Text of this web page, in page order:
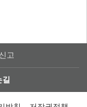
고
길